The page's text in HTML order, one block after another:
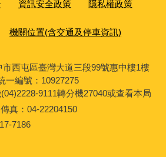
資訊安全政策 隱私權政策
機關位置(含交通及停車資訊)
西屯區臺灣大道三段99號惠中樓1樓
：10927275
9111轉分機27040或查看本局
傳真：04-22204150
7186